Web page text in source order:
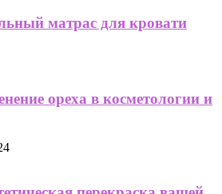
матрас для кровати
ореха в косметологии и